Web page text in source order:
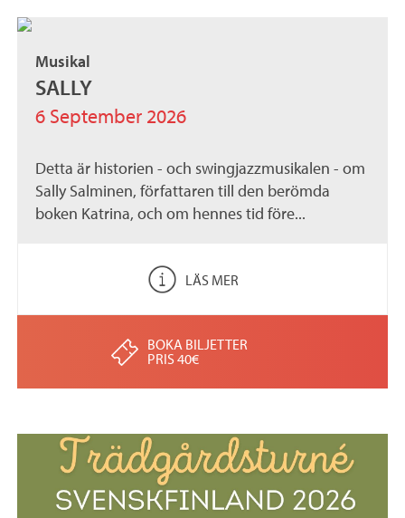
Musikal
SALLY
6 September 2026
Detta är historien - och swingjazzmusikalen - om
Sally Salminen, författaren till den berömda
boken Katrina, och om hennes tid före...
LÄS MER
BOKA BILJETTER
PRIS 40€